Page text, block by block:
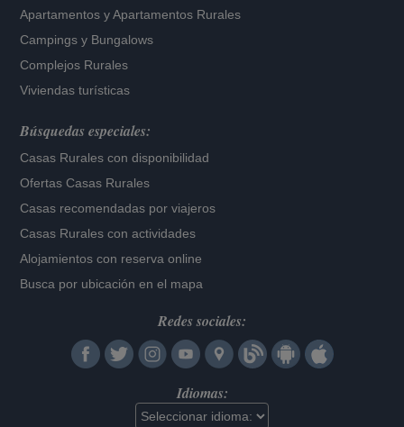
Apartamentos yApartamentos Rurales
Campings y Bungalows
Complejos Rurales
Viviendas turísticas
Búsquedas especiales:
Casas Rurales con disponibilidad
Ofertas Casas Rurales
Casas recomendadas por viajeros
Casas Rurales con actividades
Alojamientos con reserva online
Busca por ubicación en el mapa
Redes sociales:
Idiomas: